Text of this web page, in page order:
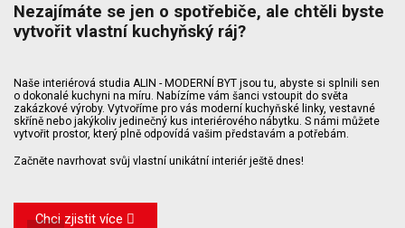
Nezajímáte se jen o spotřebiče, ale chtěli byste
vytvořit vlastní kuchyňský ráj?
Naše interiérová studia ALIN - MODERNÍ BYT jsou tu, abyste si splnili sen
o dokonalé kuchyni na míru. Nabízíme vám šanci vstoupit do světa
zakázkové výroby. Vytvoříme pro vás moderní kuchyňské linky, vestavné
skříně nebo jakýkoliv jedinečný kus interiérového nábytku. S námi můžete
vytvořit prostor, který plně odpovídá vašim představám a potřebám.
Začněte navrhovat svůj vlastní unikátní interiér ještě dnes!
Chci zjistit více